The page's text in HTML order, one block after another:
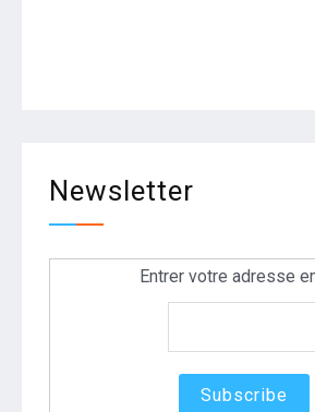
Newsletter
Entrer votre adresse